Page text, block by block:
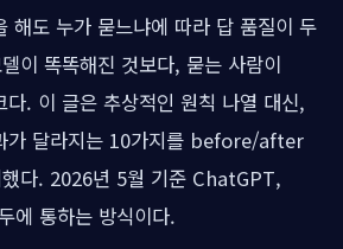
해도 누가 묻느냐에 따라 답 품질이 두
이 똑똑해진 것보다, 묻는 사람이
다. 이 글은 추상적인 원칙 나열 대신,
가 달라지는 10가지를 before/after
다. 2026년 5월 기준 ChatGPT,
통하는 방식이다.